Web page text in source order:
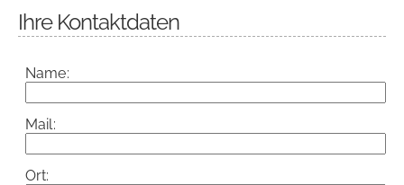
Ihre Kontaktdaten
Name:
Mail:
Ort: